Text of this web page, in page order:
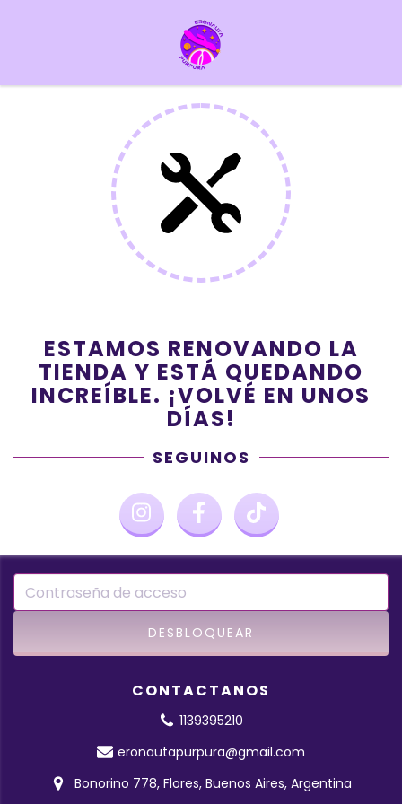
ESTAMOS RENOVANDO LA
TIENDA Y ESTÁ QUEDANDO
INCREÍBLE. ¡VOLVÉ EN UNOS
DÍAS!
SEGUINOS
CONTACTANOS
1139395210
eronautapurpura@gmail.com
Bonorino 778, Flores, Buenos Aires, Argentina